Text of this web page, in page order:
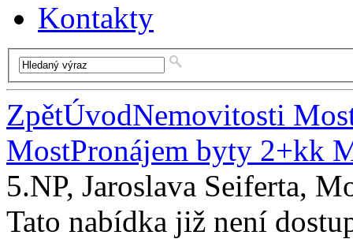
Kontakty
ZpětÚvodNemovitosti
MostPronájem byty 2+kk
5.NP, Jaroslava Seiferta,
Tato nabídka již není